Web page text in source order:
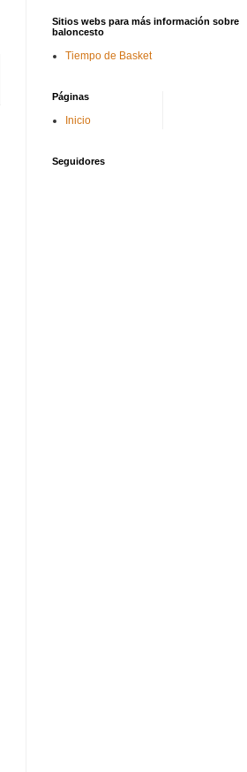
Sitios webs para más información sobre
baloncesto
Tiempo de Basket
Páginas
Inicio
Seguidores